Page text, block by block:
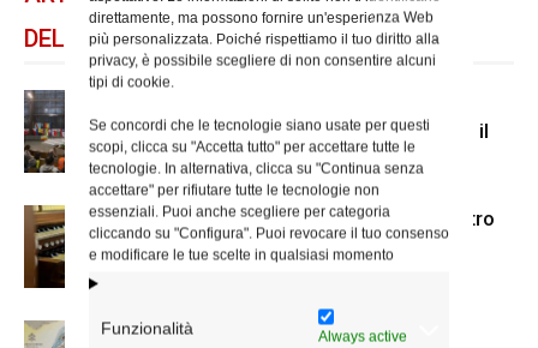
direttamente, ma possono fornire un'esperienza Web
più personalizzata. Poiché rispettiamo il tuo diritto alla
privacy, è possibile scegliere di non consentire alcuni
tipi di cookie.
Se concordi che le tecnologie siano usate per questi
scopi, clicca su "Accetta tutto" per accettare tutte le
tecnologie. In alternativa, clicca su "Continua senza
accettare" per rifiutare tutte le tecnologie non
essenziali. Puoi anche scegliere per categoria
cliccando su "Configura". Puoi revocare il tuo consenso
e modificare le tue scelte in qualsiasi momento
Funzionalità Always active
DELLO STESSO AUTORE
pellegrinaggio al Divino Amore con il
cardinale Reina
Musica e canto nella liturgia, incontro
di formazione il 9 maggio
“Ascoltando i maestri” dedicato a